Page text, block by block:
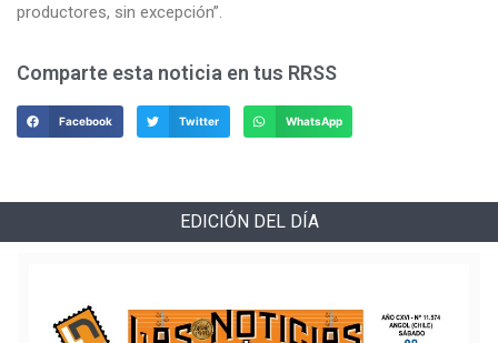
productores, sin excepción”.
Comparte esta noticia en tus RRSS
Facebook Twitter WhatsApp
EDICIÓN DEL DÍA